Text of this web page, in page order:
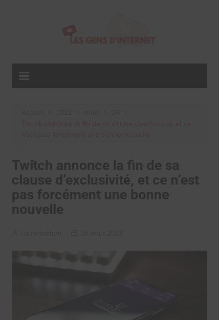
Twitch annonce la fin de sa
clause d’exclusivité, et ce n’est
pas forcément une bonne
nouvelle